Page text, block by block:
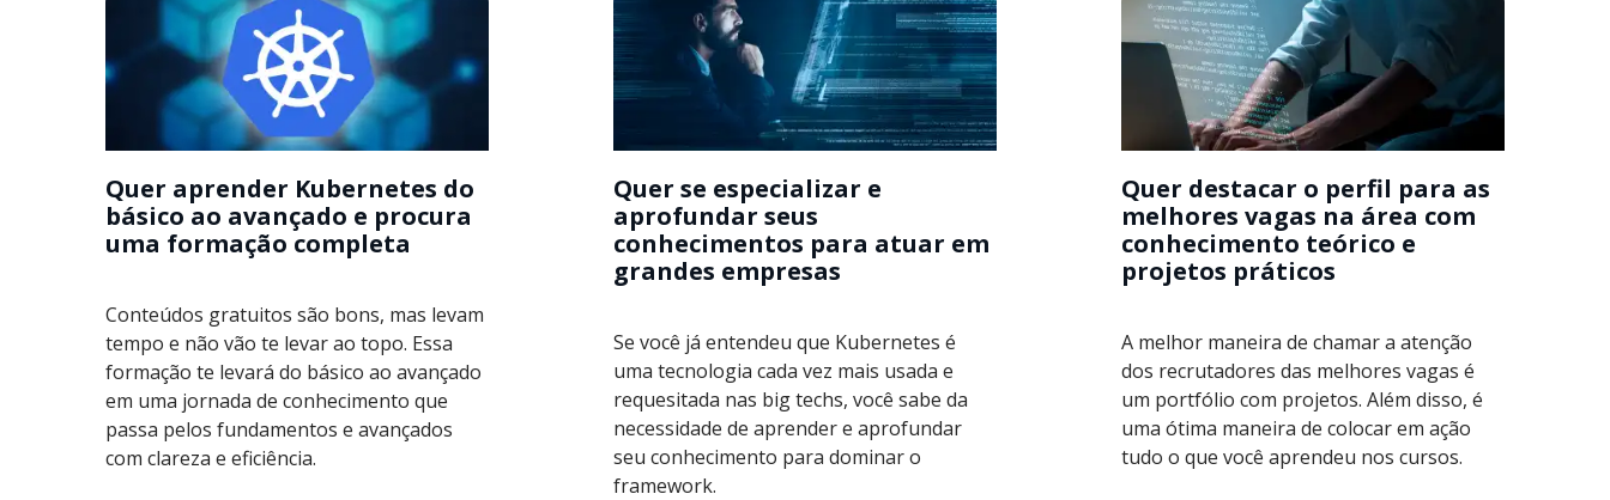
Quer aprender Kubernetes do
básico ao avançado e procura
uma formação completa
Conteúdos gratuitos são bons, mas levam
tempo e não vão te levar ao topo. Essa
formação te levará do básico ao avançado
em uma jornada de conhecimento que
passa pelos fundamentos e avançados
com clareza e eficiência.
Quer se especializar e
aprofundar seus
conhecimentos para atuar em
grandes empresas
Se você já entendeu que Kubernetes é
uma tecnologia cada vez mais usada e
requesitada nas big techs, você sabe da
necessidade de aprender e aprofundar
seu conhecimento para dominar o
framework.
Quer destacar o perfil para as
melhores vagas na área com
conhecimento teórico e
projetos práticos
A melhor maneira de chamar a atenção
dos recrutadores das melhores vagas é
um portfólio com projetos. Além disso, é
uma ótima maneira de colocar em ação
tudo o que você aprendeu nos cursos.